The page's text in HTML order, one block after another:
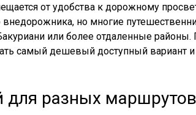
от удобства к дорожному
но многие
или более отдаленные
самый дешевый доступный вариант и
разных маршрутов